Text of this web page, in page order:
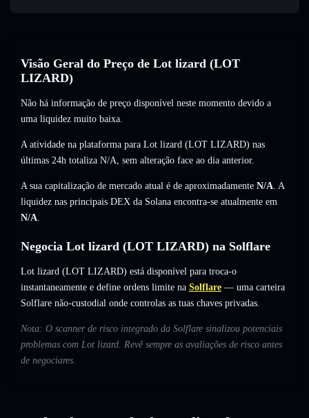
Visão Geral do Preço de Lot lizard (LOT
LIZARD)
Não há informação de preço disponível neste momento devido a
uma liquidez muito baixa.
A atividade na plataforma para Lot lizard (LOT LIZARD) nas
últimas 24h totaliza N/A, sem alteração face ao dia anterior.
A sua capitalização de mercado atual é de aproximadamente N/A. A
liquidez nas principais DEX da Solana encontra-se atualmente em
N/A.
Negocia Lot lizard (LOT LIZARD) na Solflare
Lot lizard (LOT LIZARD) está disponível para troca-o
instantaneamente e define ordens limite na Solflare — uma carteira
Solflare não-custodial onde controlas as tuas chaves privadas.
Nota: O scanner de risco integrado da Solflare sinalizou potenciais
problemas com Lot lizard. Revê sempre as avaliações de risco antes
de negociares.